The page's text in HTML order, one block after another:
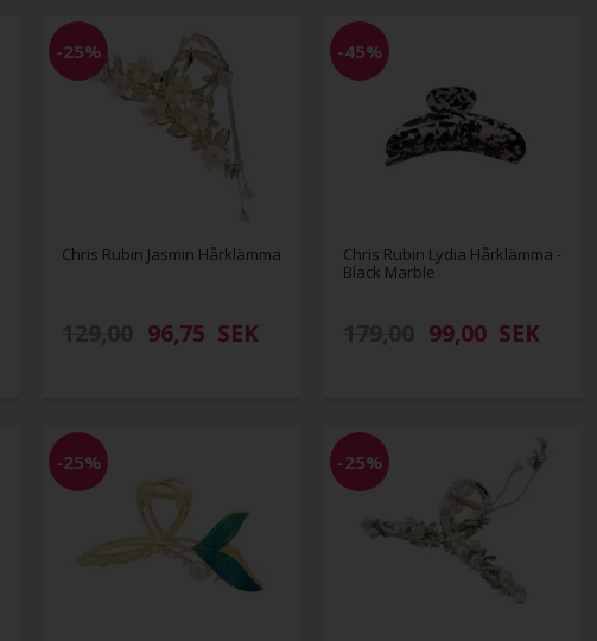
-25%
Chris Rubin Jasmin Hårklämma
96,75 SEK
-45%
Chris Rubin Lydia Hårklämma -
Black Marble
99,00 SEK
-25% -25%